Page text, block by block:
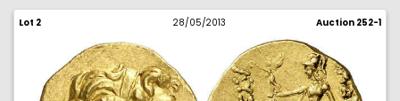
Lot 2 28/05/2013 Auction 252-1